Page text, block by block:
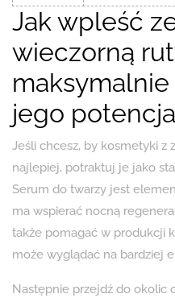
Jak wpleść
wieczorną
jego
Jeśli chcesz, by kosmetyki z
najlepiej, potraktuj je jako
Serum do twarzy jest
ma wspierać nocną
także pomagać w produkcji
może wyglądać na bardziej
Następnie przejdź do okolic